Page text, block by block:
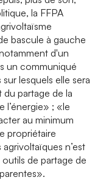
la FFPA
bascule à gauche
d'un
un communiqué
lesquels elle sera
partage de la
l’énergie» ; «le
au minimum
propriétaire
n’est
de partage de